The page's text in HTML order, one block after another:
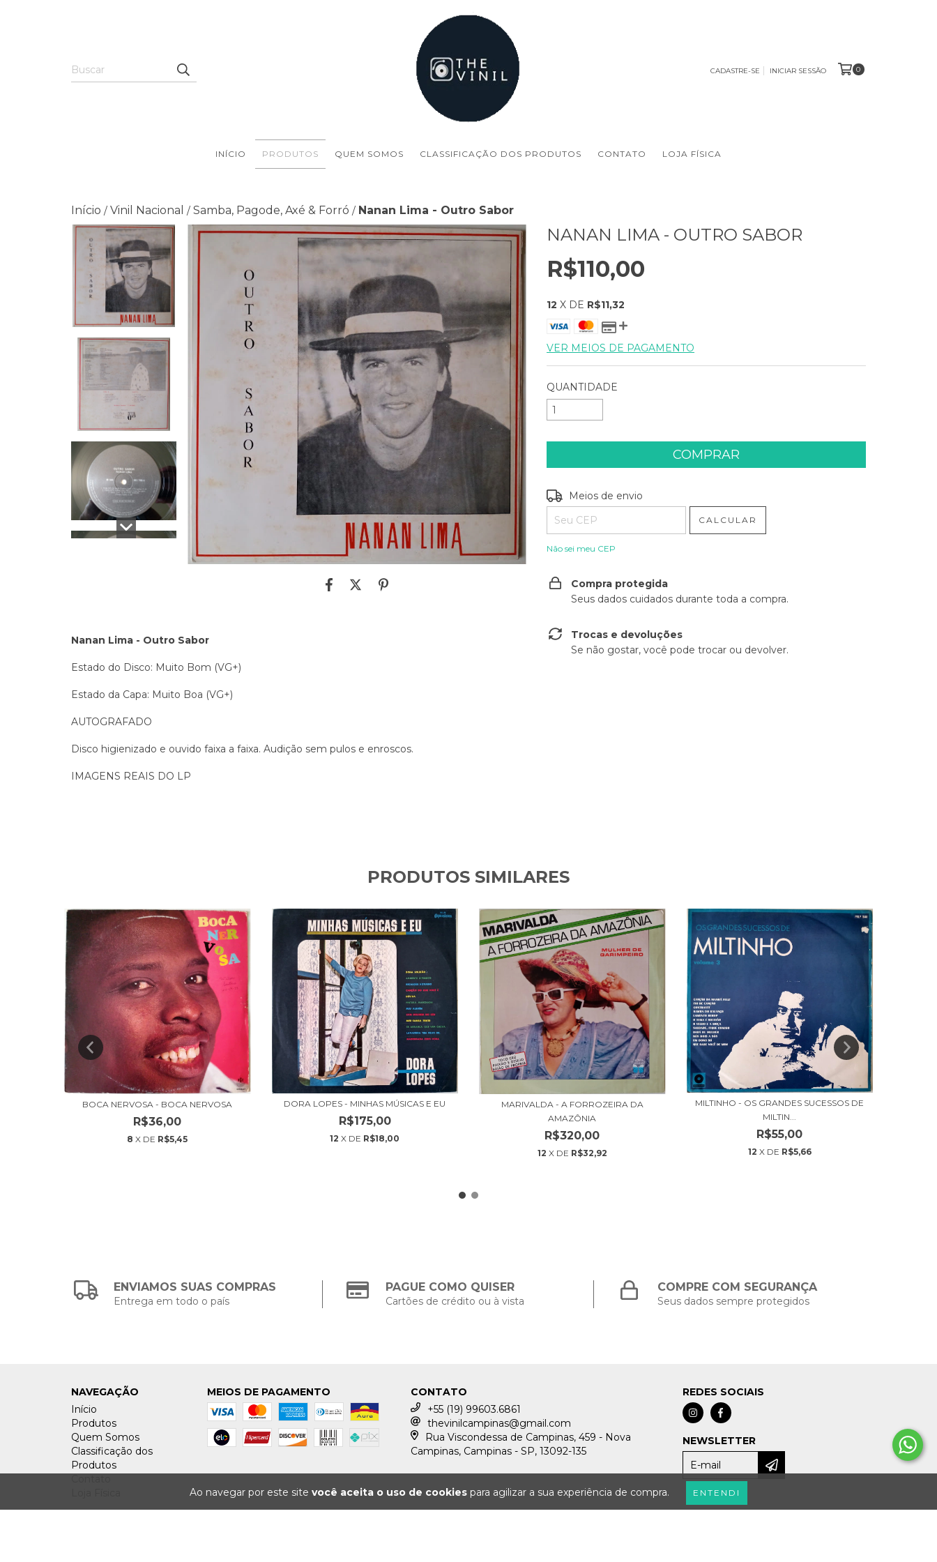
Ao navegar por este site você aceita o uso de cookies para agilizar a sua experiência de compra. ENTENDI
CADASTRE-SE INICIAR SESSÃO 0
INÍCIO PRODUTOS QUEM SOMOS CLASSIFICAÇÃO DOS PRODUTOS CONTATO LOJA FÍSICA
Início / Vinil Nacional / Samba, Pagode, Axé & Forró / Nanan Lima - Outro Sabor
Nanan Lima - Outro Sabor
Estado do Disco: Muito Bom (VG+)
Estado da Capa: Muito Boa (VG+)
AUTOGRAFADO
Disco higienizado e ouvido faixa a faixa. Audição sem pulos e enroscos.
IMAGENS REAIS DO LP
NANAN LIMA - OUTRO SABOR
R$110,00
12 X DE R$11,32
VER MEIOS DE PAGAMENTO
QUANTIDADE
Entregas para o CEP:
Meios de envio
CALCULAR
Não sei meu CEP
Compra protegida
Seus dados cuidados durante toda a compra.
Trocas e devoluções
Se não gostar, você pode trocar ou devolver.
PRODUTOS SIMILARES
BOCA NERVOSA - BOCA NERVOSA
R$36,00
8 X DE R$5,45
DORA LOPES - MINHAS MÚSICAS E EU
R$175,00
12 X DE R$18,00
MARIVALDA - A FORROZEIRA DA
AMAZÔNIA
R$320,00
12 X DE R$32,92
MILTINHO - OS GRANDES SUCESSOS DE
MILTIN...
R$55,00
12 X DE R$5,66
ENVIAMOS SUAS COMPRAS
Entrega em todo o país
PAGUE COMO QUISER
Cartões de crédito ou à vista
COMPRE COM SEGURANÇA
Seus dados sempre protegidos
NAVEGAÇÃO
Início
Produtos
Quem Somos
Classificação dos
Produtos
MEIOS DE PAGAMENTO
CONTATO
+55 (19) 99603.6861
thevinilcampinas@gmail.com
Rua Viscondessa de Campinas, 459 - Nova
Campinas, Campinas - SP, 13092-135
REDES SOCIAIS
NEWSLETTER